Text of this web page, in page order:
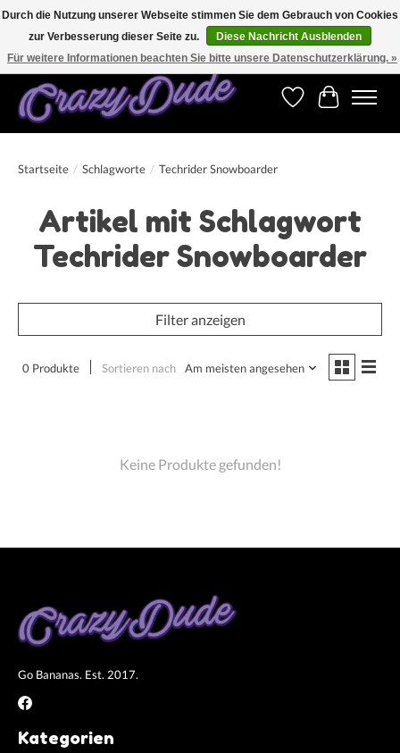
Versandkostenfrei bestellen ab CHF 200.00 in der Schweiz und ab EUR 250.00 in den
meisten Ländern weltweit.
Wunschzettel
Ihr
Startseite / Schlagworte / Techrider Snowboarder
Artikel mit Schlagwort
Techrider Snowboarder
Filter anzeigen
0 Produkte Sortieren nach Am meisten angesehen
Keine Produkte gefunden!
Go Bananas. Est. 2017.
Kategorien
Durch die Nutzung unserer Webseite stimmen Sie dem Gebrauch von Cookies
zur Verbesserung dieser Seite zu.
Diese Nachricht Ausblenden
Für weitere Informationen beachten Sie bitte unsere Datenschutzerklärung. »